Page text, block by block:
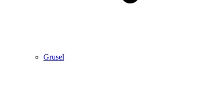
Grusel